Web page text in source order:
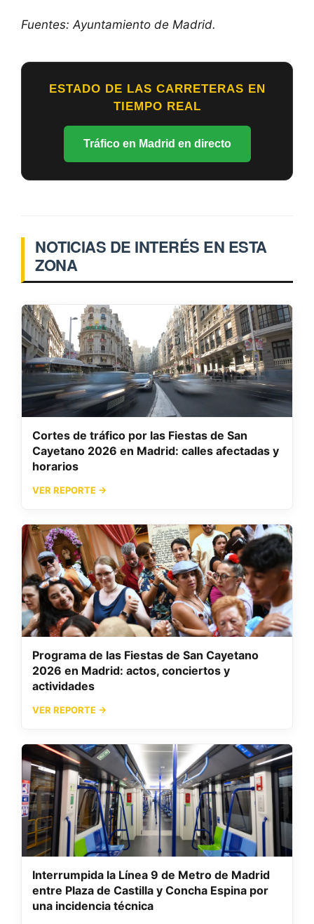
Fuentes: Ayuntamiento de Madrid.
ESTADO DE LAS CARRETERAS EN
TIEMPO REAL
Tráfico en Madrid en directo
NOTICIAS DE INTERÉS EN ESTA
ZONA
Cortes de tráfico por las Fiestas de San
Cayetano 2026 en Madrid: calles afectadas y
horarios
VER REPORTE →
Programa de las Fiestas de San Cayetano
2026 en Madrid: actos, conciertos y
actividades
VER REPORTE →
Interrumpida la Línea 9 de Metro de Madrid
entre Plaza de Castilla y Concha Espina por
una incidencia técnica